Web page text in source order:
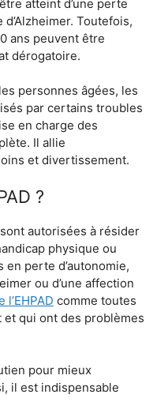
atteint d’une perte
d’Alzheimer. Toutefois,
ans peuvent être
dérogatoire.
personnes âgées, les
par certains troubles
en charge des
Il allie
et divertissement.
?
autorisées à résider
physique ou
perte d’autonomie,
ou d’une affection
l’EHPAD comme toutes
qui ont des problèmes
pour mieux
il est indispensable